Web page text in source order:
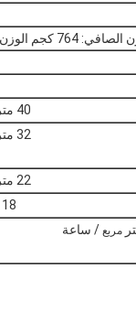
764 كجم الوزن الإجمالي: 886 كجم
40 متر
32 متر
22 متر
18
مربع / ساعة